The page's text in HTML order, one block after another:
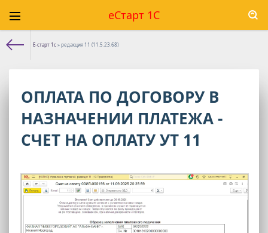
еСтарт 1С
Е-старт 1с» редакция 11 (11.5.23.68)
ОПЛАТА ПО ДОГОВОРУ В
НАЗНАЧЕНИИ ПЛАТЕЖА -
СЧЕТ НА ОПЛАТУ УТ 11